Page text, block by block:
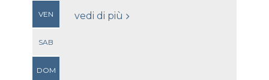
VEN
SAB
DOM
vedi di più